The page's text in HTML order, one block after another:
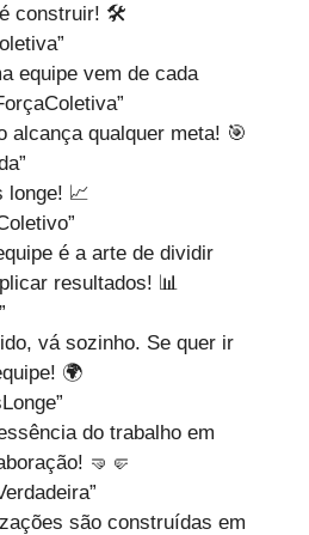
construir! 🛠️
equipe vem de cada
alcança qualquer meta! 🎯
longe! 📈
é a arte de dividir
resultados! 📊
vá sozinho. Se quer ir
🌍
do trabalho em
🤜🤛
são construídas em